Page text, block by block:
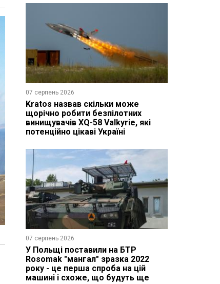
07 серпень 2026
Kratos назвав скільки може
щорічно робити безпілотних
винищувачів XQ-58 Valkyrie, які
потенційно цікаві Україні
07 серпень 2026
У Польщі поставили на БТР
Rosomak "мангал" зразка 2022
року - це перша спроба на цій
машині і схоже, що будуть ще